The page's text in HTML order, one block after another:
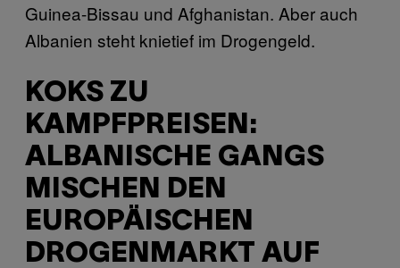
Guinea-Bissau und Afghanistan. Aber auch
Albanien steht knietief im Drogengeld.
KOKS ZU
KAMPFPREISEN:
ALBANISCHE GANGS
MISCHEN DEN
EUROPÄISCHEN
DROGENMARKT AUF